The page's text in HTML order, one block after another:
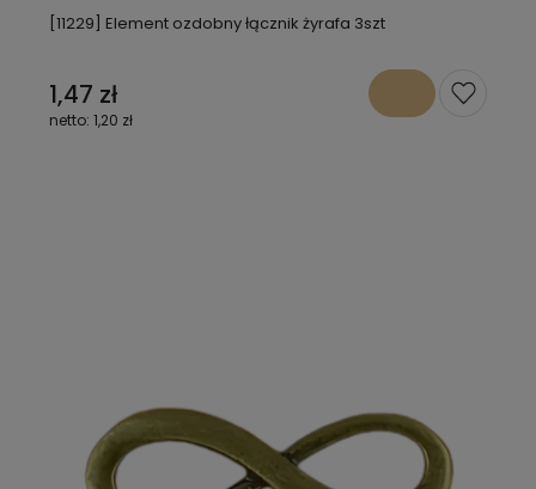
[11229] Element ozdobny łącznik żyrafa 3szt
1,47 zł
1,20 zł